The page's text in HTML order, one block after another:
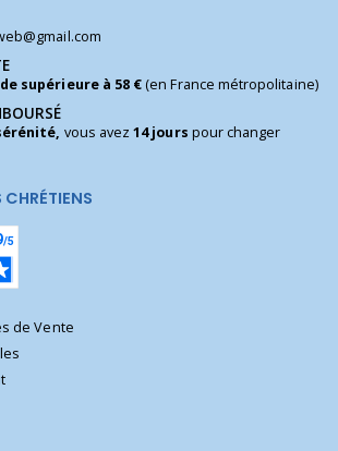
supérieure à 58 €(en France métropolitaine)
vous avez14 jours pour changer
CHRÉTIENS
de Vente